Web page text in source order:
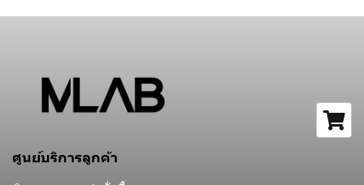
ศูนย์บริการลูกค้า